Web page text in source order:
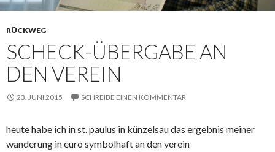
RÜCKWEG
SCHECK-ÜBERGABE AN
DEN VEREIN
23. JUNI 2015 SCHREIBE EINEN KOMMENTAR
heute habe ich in st. paulus in künzelsau das ergebnis meiner
wanderung in euro symbolhaft an den verein